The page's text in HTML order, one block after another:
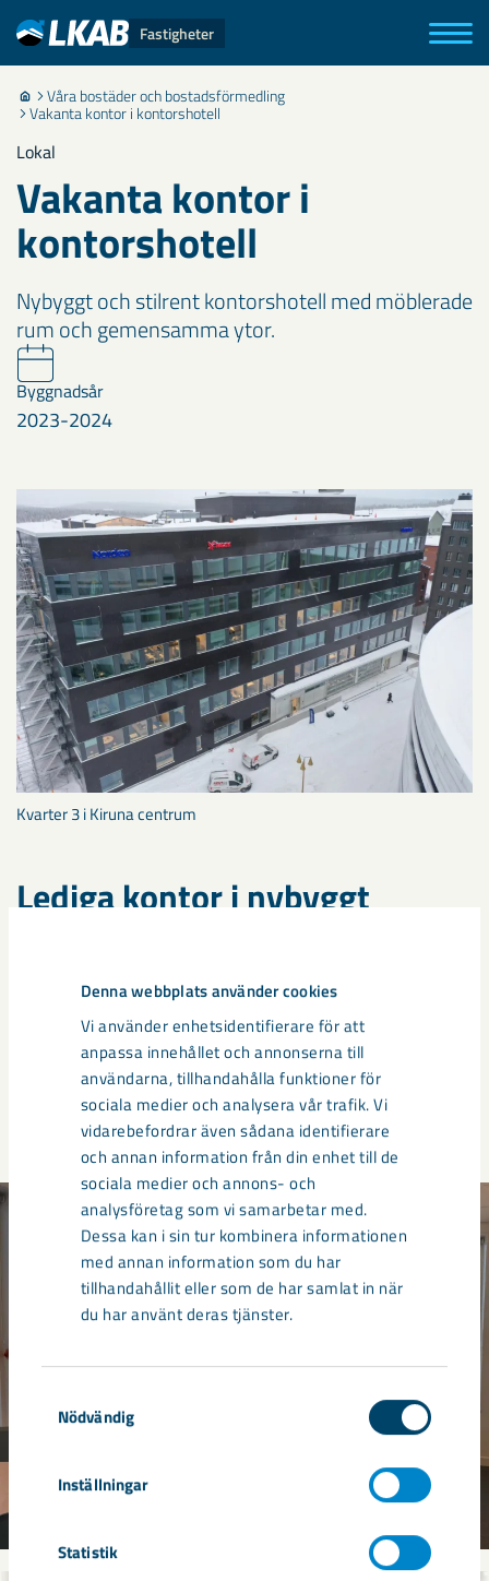
Denna webbplats använder cookies
Vi använder enhetsidentifierare för att
anpassa innehållet och annonserna till
användarna, tillhandahålla funktioner för
sociala medier och analysera vår trafik. Vi
vidarebefordrar även sådana identifierare
och annan information från din enhet till de
sociala medier och annons- och
analysföretag som vi samarbetar med.
Dessa kan i sin tur kombinera informationen
med annan information som du har
tillhandahållit eller som de har samlat in när
du har använt deras tjänster.
Nödvändig
Inställningar
Statistik
Fastigheter
Våra bostäder och bostadsförmedling
Vakanta kontor i kontorshotell
Lokal
Vakanta kontor i
kontorshotell
Nybyggt och stilrent kontorshotell med möblerade
rum och gemensamma ytor.
Byggnadsår
2023-2024
Kvarter 3 i Kiruna centrum
Lediga kontor i nybyggt
som ligger beläget mitt i Kirunas centrumkärna, kvarter 3.
Kontoren är möblerade och det finns tillgång till
konferensrum och gemensamt fika-/lunchrum.
Rumsstorlek: Kontoren är omkring 20 kvadratmeter.